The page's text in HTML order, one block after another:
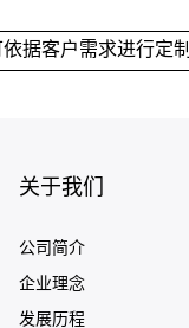
据客户需求进行定制
关于我们
公司简介
企业理念
发展历程